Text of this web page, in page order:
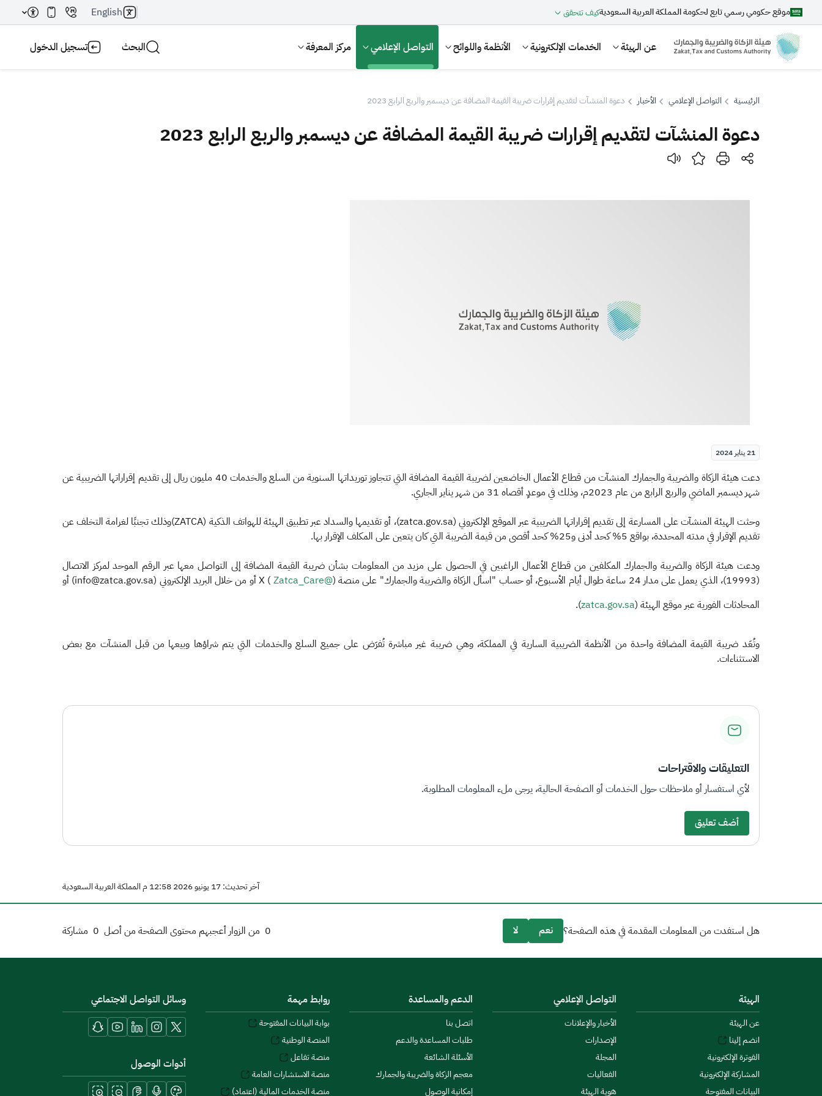
موقع حكومي رسمي تابع لحكومة المملكة العربية السعوديةكيف تتحقق English
عن الهيئة الخدمات الإلكترونية الأنظمة واللوائح التواصل الإعلامي مركز المعرفة البحث تسجيل الدخول
بحث
الرئيسية التواصل الإعلامي الأخبار دعوة المنشآت لتقديم إقرارات ضريبة القيمة المضافة عن ديسمبر والربع الرابع 2023
دعوة المنشآت لتقديم إقرارات ضريبة القيمة المضافة عن ديسمبر والربع الرابع 2023
21 يناير 2024
​​​​​​دعت هيئة الزكاة والضريبة والجمارك المنشآت من قطاع الأعمال الخاضعين لضريبة القيمة المضافة التي تتجاوز توريداتها السنوية من السلع والخدمات 40 مليون ريال إلى تقديم إقراراتها الضريبية عن
شهر ديسمبر الماضي والربع الرابع من عام 2023م، وذلك في موعدٍ أقصاه 31 من شهر يناير الجاري.
وحثت الهيئة المنشآت على المسارعة إلى تقديم إقراراتها الضريبية عبر الموقع الإلكتروني (zatca.gov.sa)، أو تقديمها والسداد عبر تطبيق الهيئة للهواتف الذكية (ZATCA)وذلك تجنبًا لغرامة التخلف عن
تقديم الإقرار في مدته المحددة، بواقع 5% كحد أدنى و25% كحد أقصى من قيمة الضريبة التي كان يتعين على المكلف الإقرار بها.
ودعت هيئة الزكاة والضريبة والجمارك المكلفين من قطاع الأعمال الراغبين في الحصول على مزيد من المعلومات بشأن ضريبة القيمة المضافة إلى التواصل معها عبر الرقم الموحد لمركز الاتصال
(19993)، الذي يعمل على مدار 24 ساعة طوال أيام الأسبوع، أو حساب "اسأل الزكاة والضريبة والجمارك" على منصة (
@Zatca_Care
) X أو من خلال البريد الإلكتروني (info@zatca.gov.sa) أو
المحادثات الفورية عبر موقع الهيئة (zatca.gov.sa
).
وتُعَد ضريبة القيمة المضافة واحدة من الأنظمة الضريبية السارية في المملكة، وهي ضريبة غير مباشرة تُفرَض على جميع السلع والخدمات التي يتم شراؤها وبيعها من قبل المنشآت مع بعض
الاستثناءات.​
التعليقات والاقتراحات
لأي استفسار أو ملاحظات حول الخدمات أو الصفحة الحالية، يرجى ملء المعلومات المطلوبة.
أضف تعليق
آخر تحديث: 17 يونيو 2026 12:58 م المملكة العربية السعودية
0 من الزوار أعجبهم محتوى الصفحة من أصل 0 مشاركة هل استفدت من المعلومات المقدمة في هذه الصفحة؟ نعم لا
الهيئة
عن الهيئة
انضم إلينا
الفوترة الإلكترونية
المشاركة الإلكترونية
البيانات المفتوحة
التواصل الإعلامي
الأخبار والإعلانات
الإصدارات
المجلة
الفعاليات
هوية الهيئة
الدعم والمساعدة
اتصل بنا
طلبات المساعدة والدعم
الأسئلة الشائعة
معجم الزكاة والضريبة والجمارك
إمكانية الوصول
روابط مهمة
بوابة البيانات المفتوحة
المنصة الوطنية
منصة تفاعل
منصة الاستشارات العامة
منصة الخدمات المالية (اعتماد)
وسائل التواصل الاجتماعي
أدوات الوصول